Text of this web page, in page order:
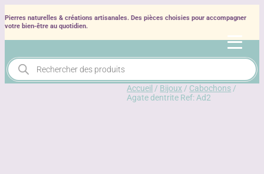
Pierres naturelles & créations artisanales. Des pièces choisies pour accompagner
votre bien‑être au quotidien.
Recherche
de
produits
Accueil / Bijoux / Cabochons /
Agate dentrite Ref: Ad2